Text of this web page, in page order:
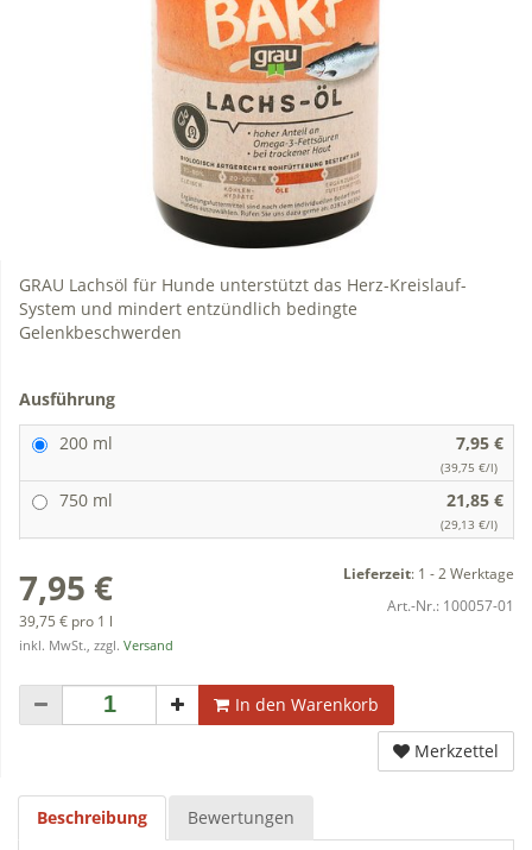
GRAU Lachsöl für Hunde unterstützt das Herz-Kreislauf-
System und mindert entzündlich bedingte
Gelenkbeschwerden
Ausführung
200 ml
7,95 €
(39,75 €/l)
750 ml 21,85 €
(29,13 €/l)
7,95 €
39,75 € pro 1 l
inkl. MwSt., zzgl. Versand
Lieferzeit: 1 - 2 Werktage
Art.-Nr.: 100057-01
In den Warenkorb
Merkzettel
Beschreibung Bewertungen